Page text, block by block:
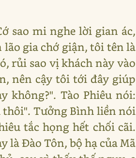
sao mi nghe lời gian ác,
gia chớ giận, tôi tên là
rủi sao vị khách này vào
nên cậy tôi tới đây giúp
không?". Tào Phiêu nói:
thôi". Tưởng Bình liền nói
tắc họng hết chối cãi.
là Đào Tôn, bộ hạ của Mã